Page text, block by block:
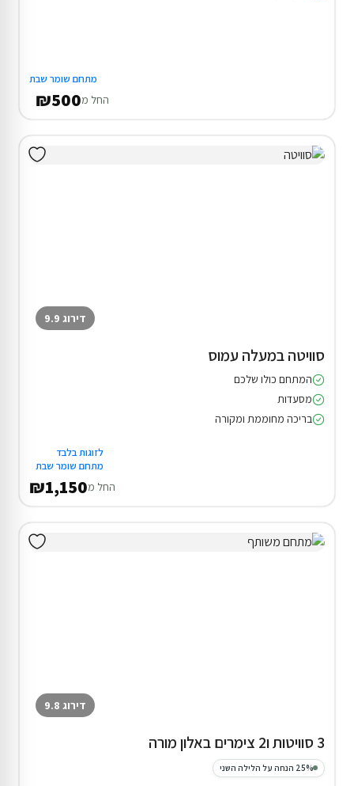
מתחם שומר שבת
החל מ₪500
דירוג 9.9
סוויטה במעלה עמוס
המתחם כולו שלכם
מסעדות
בריכה מחוממת ומקורה
לזוגות בלבד
מתחם שומר שבת
החל מ₪1,150
דירוג 9.8
3 סוויטות ו2 צימרים באלון מורה
25% הנחה על הלילה השני